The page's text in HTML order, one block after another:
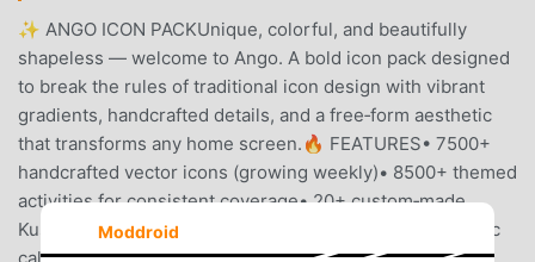
✨ ANGO ICON PACKUnique, colorful, and beautifully
shapeless — welcome to Ango. A bold icon pack designed
to break the rules of traditional icon design with vibrant
gradients, handcrafted details, and a free‑form aesthetic
that transforms any home screen.🔥 FEATURES• 7500+
handcrafted vector icons (growing weekly)• 8500+ themed
activities for consistent coverage• 20+ custom‑made
Kustom widgets designed exclusively for Ango• Dynamic
Moddroid